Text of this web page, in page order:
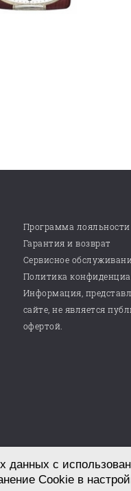
Программа лояльности
Гарантия и возврат
Сервисное
Политика
Информация,
сайте, не является
офертой.
Разработка сайта
данных с
Cookie в